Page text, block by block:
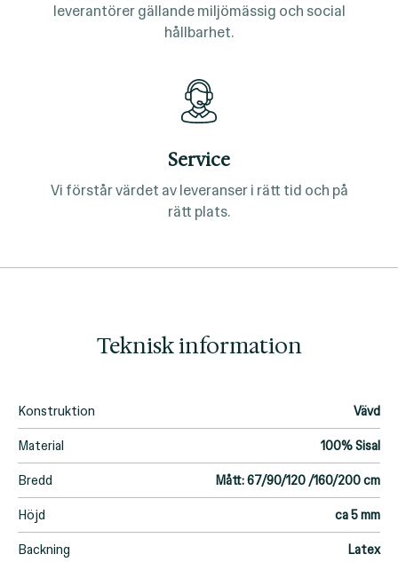
leverantörer gällande miljömässig och social
hållbarhet.
Service
Vi förstår värdet av leveranser i rätt tid och på
rätt plats.
Teknisk information
Konstruktion Vävd
Material 100% Sisal
Bredd Mått: 67/90/120 /160/200 cm
Höjd ca 5 mm
Backning Latex